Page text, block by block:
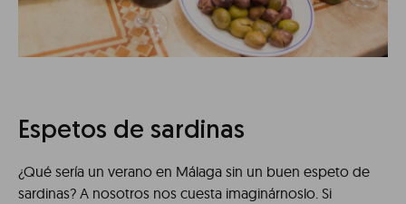
Espetos de sardinas
¿Qué sería un verano en Málaga sin un buen espeto de
sardinas? A nosotros nos cuesta imaginárnoslo. Si